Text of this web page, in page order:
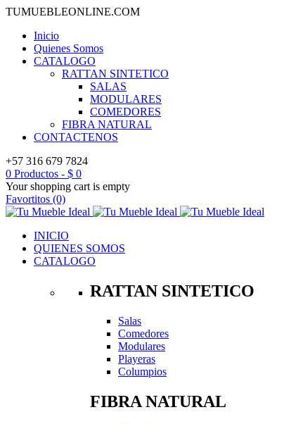
TUMUEBLEONLINE.COM
Inicio
Quienes Somos
CATALOGO
RATTAN SINTETICO
SALAS
MODULARES
COMEDORES
FIBRA NATURAL
CONTACTENOS
+57 316 679 7824
0 Productos - $ 0
Your shopping cart is empty
Favortitos (0)
INICIO
QUIENES SOMOS
CATALOGO
RATTAN SINTETICO
Salas
Comedores
Modulares
Playeras
Columpios
FIBRA NATURAL